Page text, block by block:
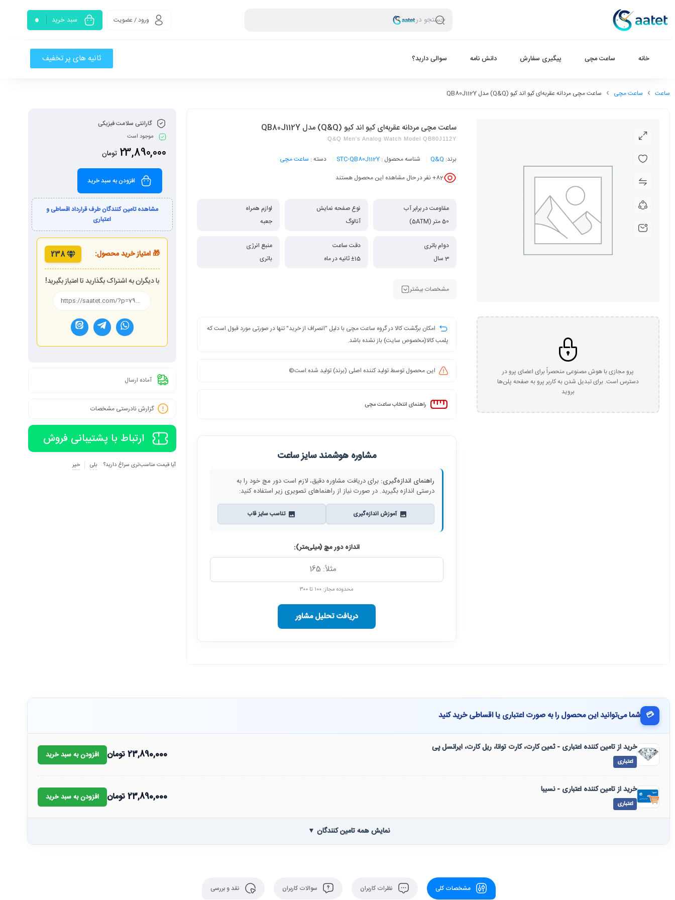
جستجو در ورود / عضویت سبد خرید 0
خانه ساعت مچی پیگیری سفارش دانش نامه سوالی دارید؟ ثانیه های پر تخفیف
ساعت ساعت مچی ساعت مچی مردانه عقربه‌ای کیو اند کیو (Q&Q) مدل QB80J112Y
پرو مجازی با هوش مصنوعی منحصراً برای اعضای پرو در
دسترس است. برای تبدیل شدن به کاربر پرو به صفحه پلن‌ها
بروید
ساعت مچی مردانه عقربه‌ای کیو اند کیو (Q&Q) مدل QB80J112Y
Q&Q Men's Analog Watch Model QB80J112Y
برند: Q&Q شناسه محصول : STC-QB80J112Y دسته : ساعت مچی
82+ نفر در حال مشاهده این محصول هستند
مقاومت در برابر آب
50 متر (5ATM)
نوع صفحه نمایش
آنالوگ
لوازم همراه
جعبه
دوام باتری
3 سال
دقت ساعت
±15 ثانیه در ماه
منبع انرژی
باتری
مشخصات بیشتر
امکان برگشت کالا در گروه ساعت مچی با دلیل "انصراف از خرید" تنها در صورتی مورد قبول است که
پلمب کالا(مخصوص سایت) باز نشده باشد.
این محصول توسط تولید کننده اصلی (برند) تولید شده است©️
راهنمای انتخاب ساعت مچی
مشاوره هوشمند سایز ساعت
راهنمای اندازه‌گیری: برای دریافت مشاوره دقیق، لازم است دور مچ خود را به
درستی اندازه بگیرید. در صورت نیاز از راهنماهای تصویری زیر استفاده کنید:
آموزش اندازه‌گیری تناسب سایز قاب
اندازه دور مچ (میلی‌متر):
محدوده مجاز: ۱۰۰ تا ۳۰۰
دریافت تحلیل مشاور
گارانتی سلامت فیزیکی
موجود است
23,890,000 تومان
افزودن به سبد خرید
مشاهده تامین کنندگان طرف قرارداد اقساطی و
اعتباری
🎁 امتیاز خرید محصول: 238
با دیگران به اشتراک بگذارید تا امتیاز بگیرید!
آماده ارسال
گزارش نادرستی مشخصات
ارتباط با پشتیبانی فروش
آیا قیمت مناسب‌تری سراغ دارید؟ بلی خیر
💳 شما می‌توانید این محصول را به صورت اعتباری یا اقساطی خرید کنید
خرید از تامین کننده اعتباری - ثمین کارت، کارت توانا، ریل کارت، ایرانسل پی
اعتباری
23,890,000تومان افزودن به سبد خرید
خرید از تامین کننده اعتباری - نسیبا
اعتباری
23,890,000تومان افزودن به سبد خرید
نمایش همه تامین کنندگان ▼
مشخصات کلی نظرات کاربران سوالات کاربران نقد و بررسی